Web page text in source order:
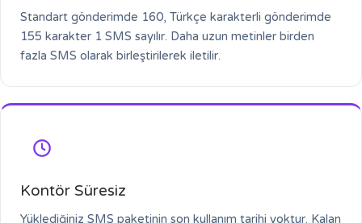
Standart gönderimde 160, Türkçe karakterli gönderimde
155 karakter 1 SMS sayılır. Daha uzun metinler birden
fazla SMS olarak birleştirilerek iletilir.
Kontör Süresiz
Yüklediğiniz SMS paketinin son kullanım tarihi yoktur. Kalan